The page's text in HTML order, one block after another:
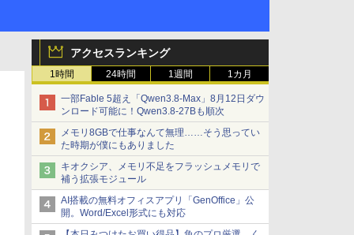
アクセスランキング
1時間 24時間 1週間 1カ月
一部Fable 5超え「Qwen3.8-Max」8月12日ダウ
ンロード可能に！Qwen3.8-27Bも順次
メモリ8GBで仕事なんて無理……そう思ってい
た時期が僕にもありました
キオクシア、メモリ不足をフラッシュメモリで
補う拡張モジュール
AI搭載の無料オフィスアプリ「GenOffice」公
開。Word/Excel形式にも対応